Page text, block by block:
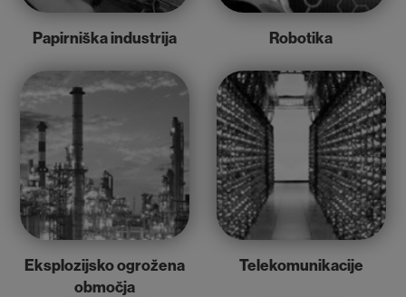
Papirniška industrija Robotika
Eksplozijsko ogrožena
območja
Telekomunikacije